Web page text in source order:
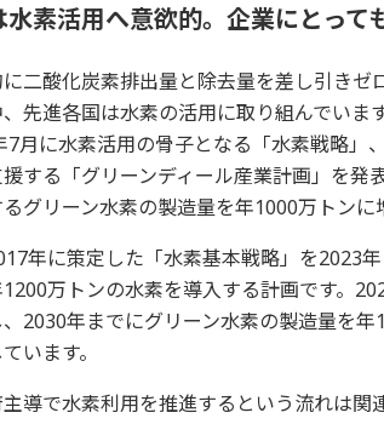
水素活用へ意欲的。企業にとって
二酸化炭素排出量と除去量を差し引き
先進各国は水素の活用に取り組んでいま
7月に水素活用の骨子となる「水素戦略」
する「グリーンディール産業計画」を
グリーン水素の製造量を年1000万トンに
年に策定した「水素基本戦略」を2023
万トンの水素を導入する計画です。
2030年までにグリーン水素の製造量を
います。
導で水素利用を推進するという流れは